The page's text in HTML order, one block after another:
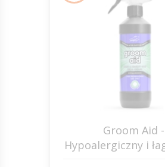
Groom Aid -
Hypoalergiczny i